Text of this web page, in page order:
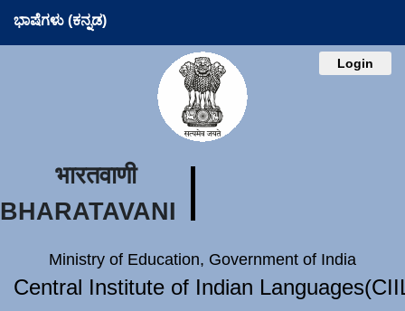
ಭಾಷೆಗಳು (ಕನ್ನಡ)
Login
भारतवाणी
BHARATAVANI
Ministry of Education, Government of India
Central Institute of Indian